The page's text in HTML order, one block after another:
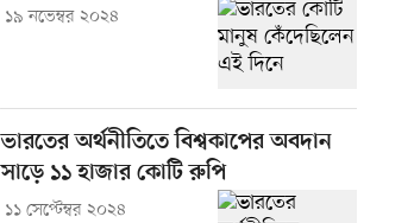
১৯ নভেম্বর ২০২৪
ভারতের অর্থনীতিতে বিশ্বকাপের অবদান
সাড়ে ১১ হাজার কোটি রুপি
১১ সেপ্টেম্বর ২০২৪